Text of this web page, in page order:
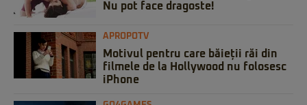
Nu pot face dragoste!
APROPOTV
Motivul pentru care băieții răi din
filmele de la Hollywood nu folosesc
iPhone